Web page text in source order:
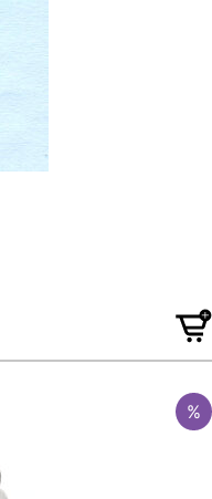
%